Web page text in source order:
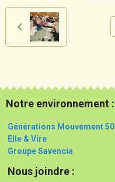
Notre environnement :
Générations Mouvement 50
Elle & Vire
Groupe Savencia
Nous joindre :